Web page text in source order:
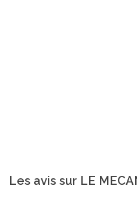
Les avis sur LE